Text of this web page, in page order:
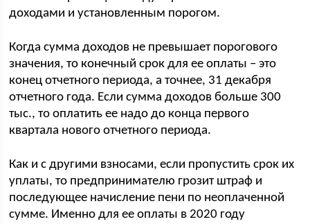
доходами и установленным порогом.
Когда сумма доходов не превышает порогового
значения, то конечный срок для ее оплаты – это
конец отчетного периода, а точнее, 31 декабря
отчетного года. Если сумма доходов больше 300
тыс., то оплатить ее надо до конца первого
квартала нового отчетного периода.
Как и с другими взносами, если пропустить срок их
уплаты, то предпринимателю грозит штраф и
последующее начисление пени по неоплаченной
сумме. Именно для ее оплаты в 2020 году